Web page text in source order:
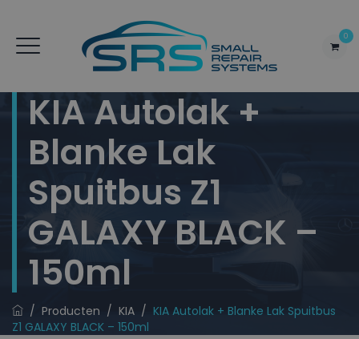
0
KIA Autolak +
Blanke Lak
Spuitbus Z1
GALAXY BLACK –
150ml
/ Producten / KIA / KIA Autolak + Blanke Lak Spuitbus
Z1 GALAXY BLACK – 150ml